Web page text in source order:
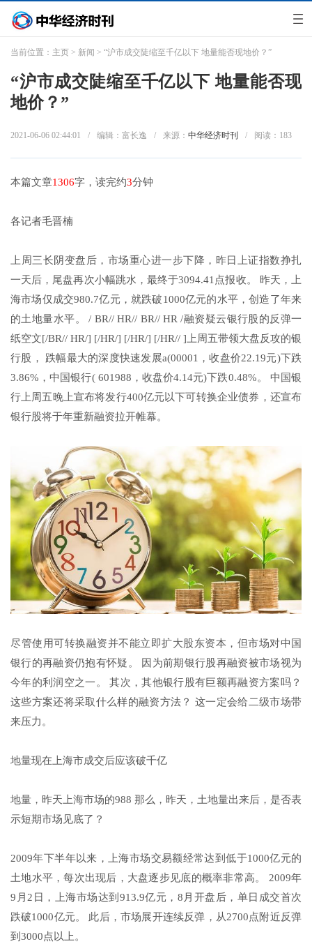
当前位置： 主页 > 新闻 > “沪市成交陡缩至千亿以下 地量能否现地价？”
“沪市成交陡缩至千亿以下 地量能否现
地价？”
2021-06-06 02:44:01 / 编辑：富长逸 / 来源： 中华经济时刊 / 阅读： 183
本篇文章1306字，读完约3分钟
各记者毛晋楠
上周三长阴变盘后，市场重心进一步下降，昨日上证指数挣扎
一天后，尾盘再次小幅跳水，最终于3094.41点报收。 昨天，上
海市场仅成交980.7亿元，就跌破1000亿元的水平，创造了年来
的土地量水平。 / BR// HR// BR// HR /融资疑云银行股的反弹一
纸空文[/BR// HR/] [/HR/] [/HR/] [/HR// ]上周五带领大盘反攻的银
行股， 跌幅最大的深度快速发展a(00001，收盘价22.19元)下跌
3.86%，中国银行( 601988，收盘价4.14元)下跌0.48%。 中国银
行上周五晚上宣布将发行400亿元以下可转换企业债券，还宣布
银行股将于年重新融资拉开帷幕。
尽管使用可转换融资并不能立即扩大股东资本，但市场对中国
银行的再融资仍抱有怀疑。 因为前期银行股再融资被市场视为
今年的利润空之一。 其次，其他银行股有巨额再融资方案吗？
这些方案还将采取什么样的融资方法？ 这一定会给二级市场带
来压力。
地量现在上海市成交后应该破千亿
地量，昨天上海市场的988 那么，昨天，土地量出来后，是否表
示短期市场见底了？
2009年下半年以来，上海市场交易额经常达到低于1000亿元的
土地水平，每次出现后，大盘逐步见底的概率非常高。 2009年
9月2日，上海市场达到913.9亿元，8月开盘后，单日成交首次
跌破1000亿元。 此后，市场展开连续反弹，从2700点附近反弹
到3000点以上。